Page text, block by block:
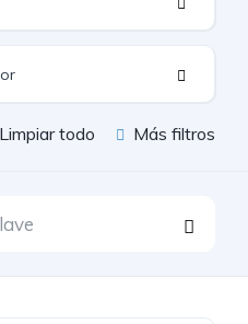
Limpiar todo Más filtros